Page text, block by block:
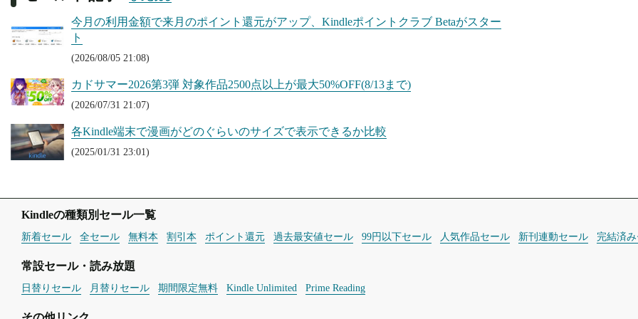
今月の利用金額で来月のポイント還元がアップ、Kindleポイントクラブ Betaがスター
ト
(2026/08/05 21:08)
カドサマー2026第3弾 対象作品2500点以上が最大50%OFF(8/13まで)
(2026/07/31 21:07)
各Kindle端末で漫画がどのぐらいのサイズで表示できるか比較
(2025/01/31 23:01)
Kindleの種類別セール一覧
新着セール 全セール 無料本 割引本 ポイント還元 過去最安値セール 99円以下セール 人気作品セール 新刊連動セール 完結済
常設セール・読み放題
日替りセール 月替りセール 期間限定無料 Kindle Unlimited Prime Reading